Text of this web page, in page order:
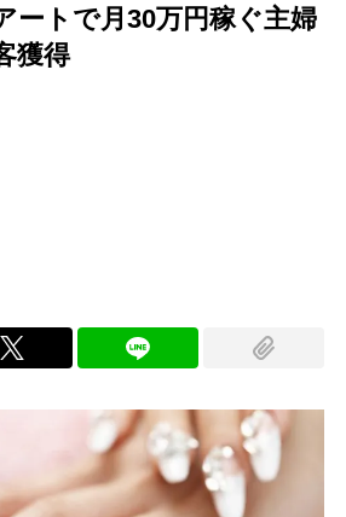
トで月30万円稼ぐ主婦
獲得